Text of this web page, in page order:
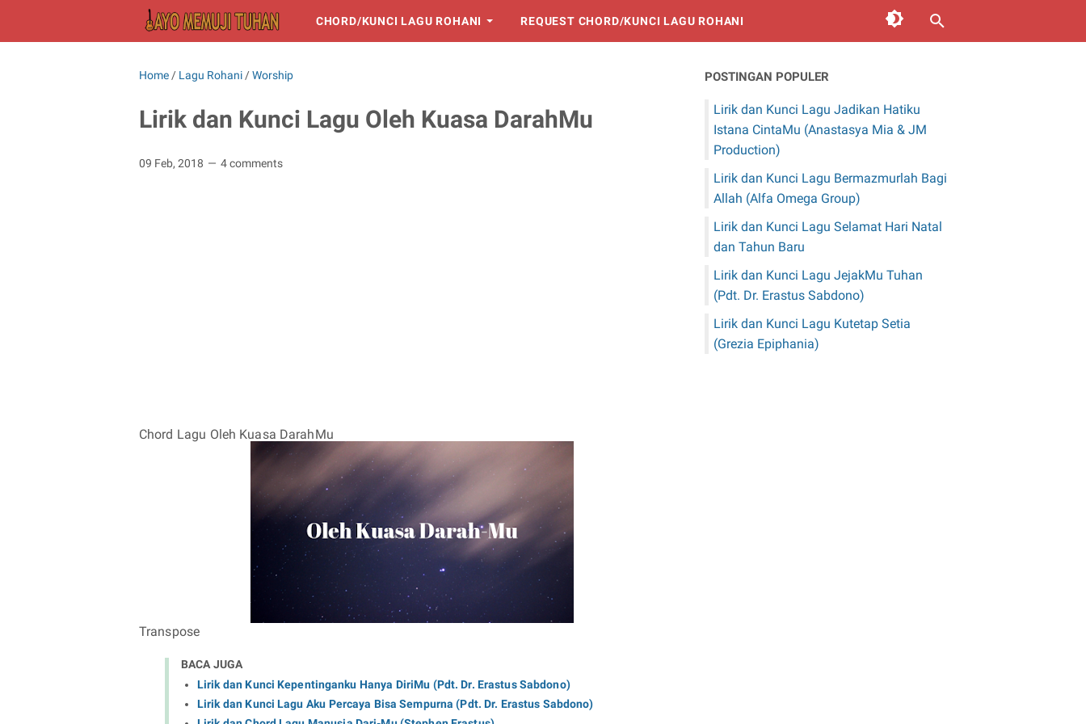
CHORD/KUNCI LAGU ROHANI REQUEST CHORD/KUNCI LAGU ROHANI
Home / Lagu Rohani /Worship
Lirik dan Kunci Lagu Oleh Kuasa DarahMu
09 Feb, 2018 4 comments
Chord Lagu Oleh Kuasa DarahMu
Transpose
BACA JUGA
Lirik dan Kunci Kepentinganku Hanya DiriMu (Pdt. Dr. Erastus Sabdono)
Lirik dan Kunci Lagu Aku Percaya Bisa Sempurna (Pdt. Dr. Erastus Sabdono)
POSTINGAN POPULER
Lirik dan Kunci Lagu Jadikan Hatiku
Istana CintaMu (Anastasya Mia & JM
Production)
Lirik dan Kunci Lagu Bermazmurlah Bagi
Allah (Alfa Omega Group)
Lirik dan Kunci Lagu Selamat Hari Natal
dan Tahun Baru
Lirik dan Kunci Lagu JejakMu Tuhan
(Pdt. Dr. Erastus Sabdono)
Lirik dan Kunci Lagu Kutetap Setia
(Grezia Epiphania)